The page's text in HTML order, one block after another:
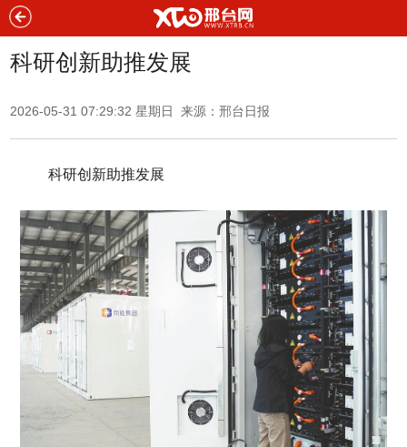
科研创新助推发展
2026-05-31 07:29:32 星期日 来源：邢台日报
科研创新助推发展